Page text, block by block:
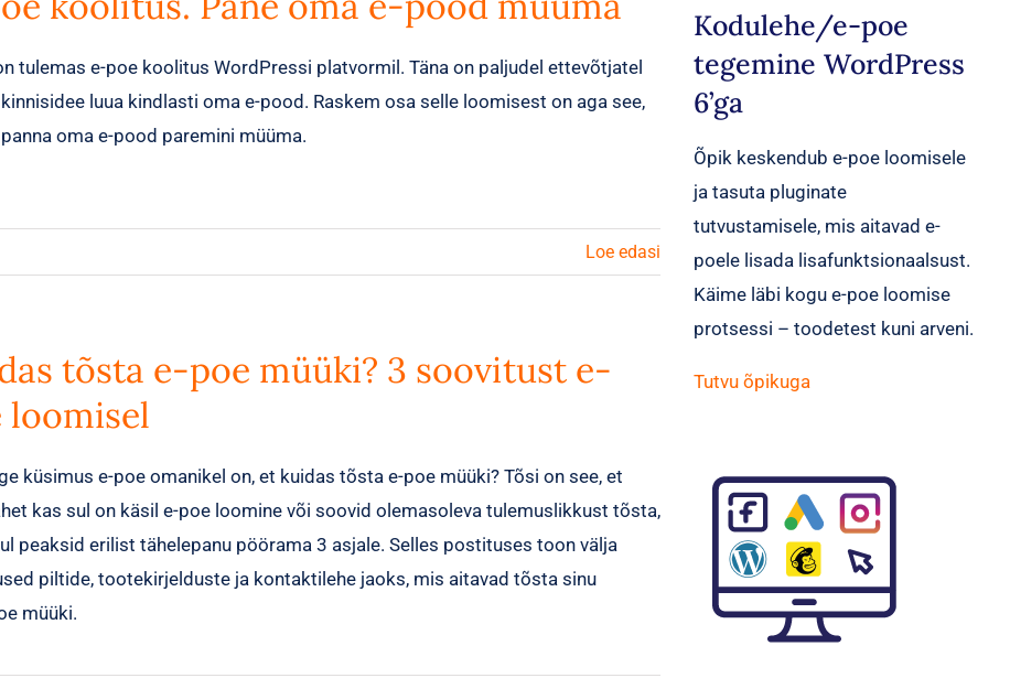
tulemas e-poe koolitus WordPressi platvormil. Täna on paljudel ettevõtjatel
luua kindlasti oma e-pood. Raskem osa selle loomisest on aga see,
oma e-pood paremini müüma.
Loe edasi
tõsta e-poe müüki? 3 soovitust e-
loomisel
küsimus e-poe omanikel on, et kuidas tõsta e-poe müüki? Tõsi on see, et
kas sul on käsil e-poe loomine või soovid olemasoleva tulemuslikkust tõsta,
peaksid erilist tähelepanu pöörama 3 asjale. Selles postituses toon välja
piltide, tootekirjelduste ja kontaktilehe jaoks, mis aitavad tõsta sinu
müüki.
Kodulehe/e-poe
tegemine WordPress
6’ga
Õpik keskendub e-poe loomisele
ja tasuta pluginate
tutvustamisele, mis aitavad e-
poele lisada lisafunktsionaalsust.
Käime läbi kogu e-poe loomise
protsessi – toodetest kuni arveni.
Tutvu õpikuga